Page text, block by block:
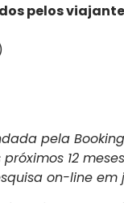
pelos
pela
12
on-line em